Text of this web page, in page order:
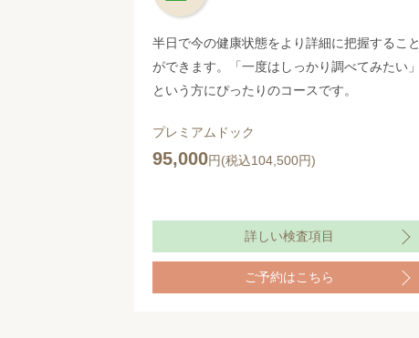
半日で今の健康状態をより詳細に把握すること
ができます。「一度はしっかり調べてみたい」
という方にぴったりのコースです。
プレミアムドック
95,000円(税込104,500円)
詳しい検査項目
ご予約はこちら